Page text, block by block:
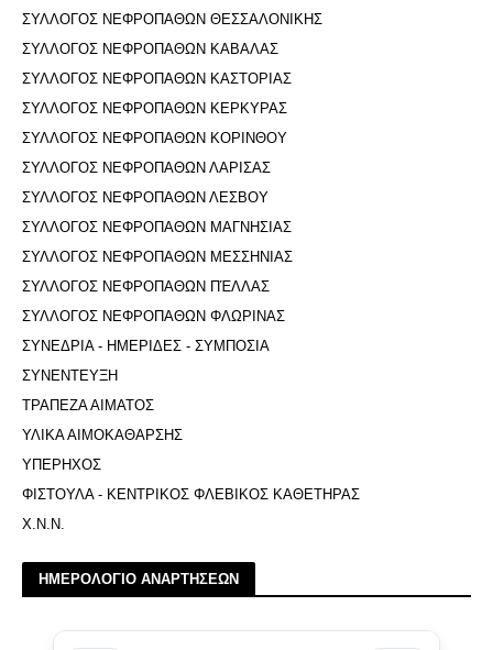
ΣΥΛΛΟΓΟΣ ΝΕΦΡΟΠΑΘΩΝ ΘΕΣΣΑΛΟΝΙΚΗΣ
ΣΥΛΛΟΓΟΣ ΝΕΦΡΟΠΑΘΩΝ ΚΑΒΑΛΑΣ
ΣΥΛΛΟΓΟΣ ΝΕΦΡΟΠΑΘΩΝ ΚΑΣΤΟΡΙΑΣ
ΣΥΛΛΟΓΟΣ ΝΕΦΡΟΠΑΘΩΝ ΚΕΡΚΥΡΑΣ
ΣΥΛΛΟΓΟΣ ΝΕΦΡΟΠΑΘΩΝ ΚΟΡΙΝΘΟΥ
ΣΥΛΛΟΓΟΣ ΝΕΦΡΟΠΑΘΩΝ ΛΑΡΙΣΑΣ
ΣΥΛΛΟΓΟΣ ΝΕΦΡΟΠΑΘΩΝ ΛΕΣΒΟΥ
ΣΥΛΛΟΓΟΣ ΝΕΦΡΟΠΑΘΩΝ ΜΑΓΝΗΣΙΑΣ
ΣΥΛΛΟΓΟΣ ΝΕΦΡΟΠΑΘΩΝ ΜΕΣΣΗΝΙΑΣ
ΣΥΛΛΟΓΟΣ ΝΕΦΡΟΠΑΘΩΝ ΠΈΛΛΑΣ
ΣΥΛΛΟΓΟΣ ΝΕΦΡΟΠΑΘΩΝ ΦΛΩΡΙΝΑΣ
ΣΥΝΕΔΡΙΑ - ΗΜΕΡΙΔΕΣ - ΣΥΜΠΟΣΙΑ
ΣΥΝΕΝΤΕΥΞΗ
ΤΡΑΠΕΖΑ ΑΙΜΑΤΟΣ
ΥΛΙΚΑ ΑΙΜΟΚΑΘΑΡΣΗΣ
ΥΠΕΡΗΧΟΣ
ΦΙΣΤΟΥΛΑ - ΚΕΝΤΡΙΚΟΣ ΦΛΕΒΙΚΟΣ ΚΑΘΕΤΗΡΑΣ
Χ.Ν.Ν.
ΗΜΕΡΟΛΟΓΙΟ ΑΝΑΡΤΗΣΕΩΝ